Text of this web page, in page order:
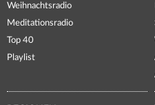
Weihnachtsradio
Meditationsradio
Top 40
Playlist